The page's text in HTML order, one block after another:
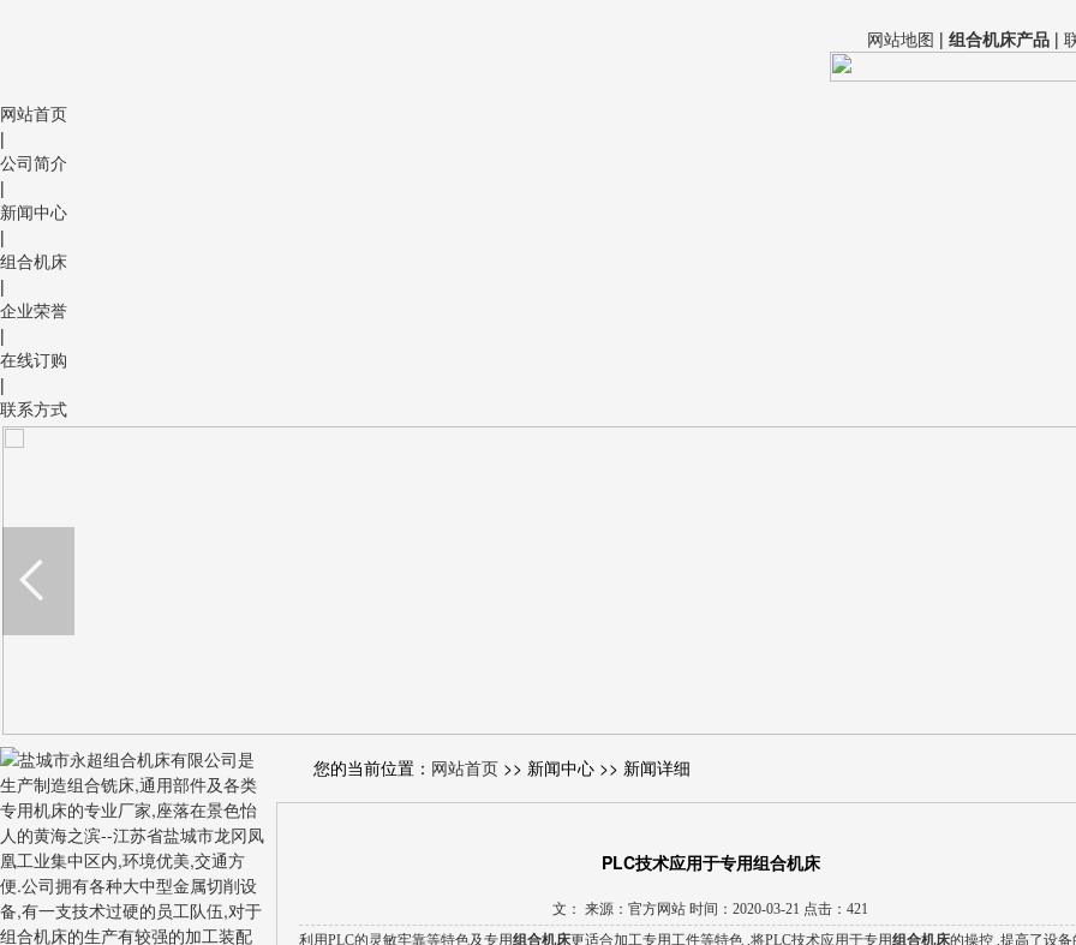
网站地图 | 组合机床产品 |
网站首页
|
公司简介
|
新闻中心
|
组合机床
|
企业荣誉
|
在线订购
|
联系方式
您的当前位置： 网站首页 >> 新闻中心 >> 新闻详细
PLC技术应用于专用组合机床
文： 来源：官方网站 时间：2020-03-21 点击：421
利用PLC的灵敏牢靠等特色及专用组合机床更适合加工专用工件等特色 ,将PLC技术应用于专用组合机床的操控 ,提高了设备